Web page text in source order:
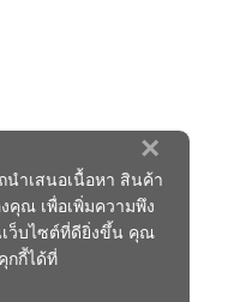
×
นำเสนอเนื้อหา สินค้า
คุณ เพื่อเพิ่มความพึง
ว็บไซต์ที่ดียิ่งขึ้น คุณ
กกี้ได้ที่